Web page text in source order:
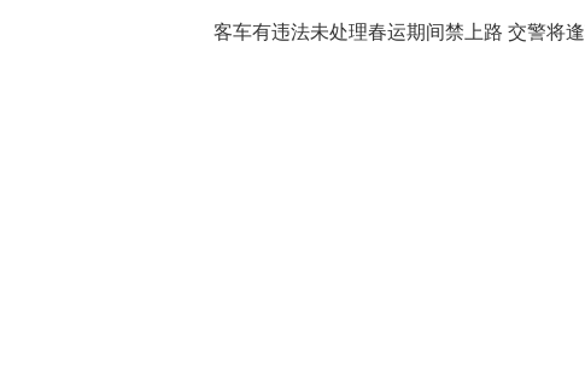
客车有违法未处理春运期间禁上路 交警将